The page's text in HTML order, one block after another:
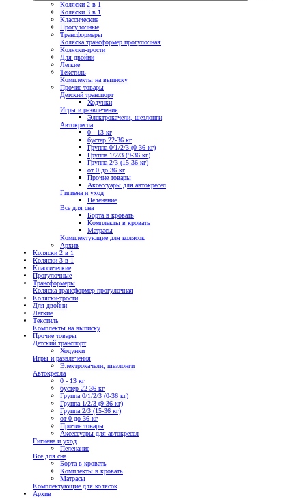
Коляски 2 в 1
Коляски 3 в 1
Классические
Прогулочные
Трансформеры
Коляска трансформер прогулочная
Коляски-трости
Для двойни
Легкие
Текстиль
Комплекты на выписку
Прочие товары
Детский транспорт
Ходунки
Игры и развлечения
Электрокачели, шезлонги
Автокресла
0 - 13 кг
бустер 22-36 кг
Группа 0/1/2/3 (0-36 кг)
Группа 1/2/3 (9-36 кг)
Группа 2/3 (15-36 кг)
от 0 до 36 кг
Прочие товары
Аксессуары для автокресел
Гигиена и уход
Пеленание
Все для сна
Борта в кровать
Комплекты в кровать
Матрасы
Комплектующие для колясок
Архив
Коляски 2 в 1
Коляски 3 в 1
Классические
Прогулочные
Трансформеры
Коляска трансформер прогулочная
Коляски-трости
Для двойни
Легкие
Текстиль
Комплекты на выписку
Прочие товары
Детский транспорт
Ходунки
Игры и развлечения
Электрокачели, шезлонги
Автокресла
0 - 13 кг
бустер 22-36 кг
Группа 0/1/2/3 (0-36 кг)
Группа 1/2/3 (9-36 кг)
Группа 2/3 (15-36 кг)
от 0 до 36 кг
Прочие товары
Аксессуары для автокресел
Гигиена и уход
Пеленание
Все для сна
Борта в кровать
Комплекты в кровать
Матрасы
Комплектующие для колясок
Архив